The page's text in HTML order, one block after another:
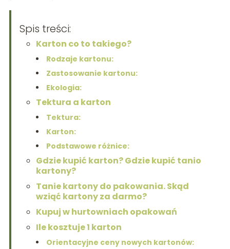
Spis treści:
Karton co to takiego?
Rodzaje kartonu:
Zastosowanie kartonu:
Ekologia:
Tektura a karton
Tektura:
Karton:
Podstawowe różnice:
Gdzie kupić karton? Gdzie kupić tanio
kartony?
Tanie kartony do pakowania. Skąd
wziąć kartony za darmo?
Kupuj w hurtowniach opakowań
Ile kosztuje 1 karton
Orientacyjne ceny nowych kartonów: